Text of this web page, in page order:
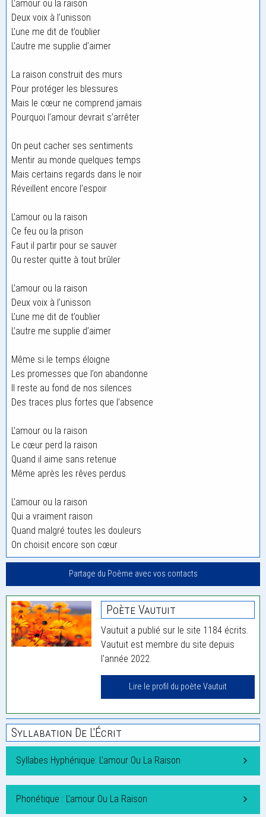
L’amour ou la raison
Deux voix à l’unisson
L’une me dit de t’oublier
L’autre me supplie d’aimer
La raison construit des murs
Pour protéger les blessures
Mais le cœur ne comprend jamais
Pourquoi l’amour devrait s’arrêter
On peut cacher ses sentiments
Mentir au monde quelques temps
Mais certains regards dans le noir
Réveillent encore l’espoir
L’amour ou la raison
Ce feu ou la prison
Faut il partir pour se sauver
Ou rester quitte à tout brûler
L’amour ou la raison
Deux voix à l’unisson
L’une me dit de t’oublier
L’autre me supplie d’aimer
Même si le temps éloigne
Les promesses que l’on abandonne
Il reste au fond de nos silences
Des traces plus fortes que l’absence
L’amour ou la raison
Le cœur perd la raison
Quand il aime sans retenue
Même après les rêves perdus
L’amour ou la raison
Qui a vraiment raison
Quand malgré toutes les douleurs
On choisit encore son cœur
Partage du Poème avec vos contacts
Poète Vautuit
Vautuit a publié sur le site 1184 écrits.
Vautuit est membre du site depuis
l'année 2022.
Lire le profil du poète Vautuit
Syllabation De L'Écrit
Syllabes Hyphénique: L’amour Ou La Raison
Phonétique : L’amour Ou La Raison